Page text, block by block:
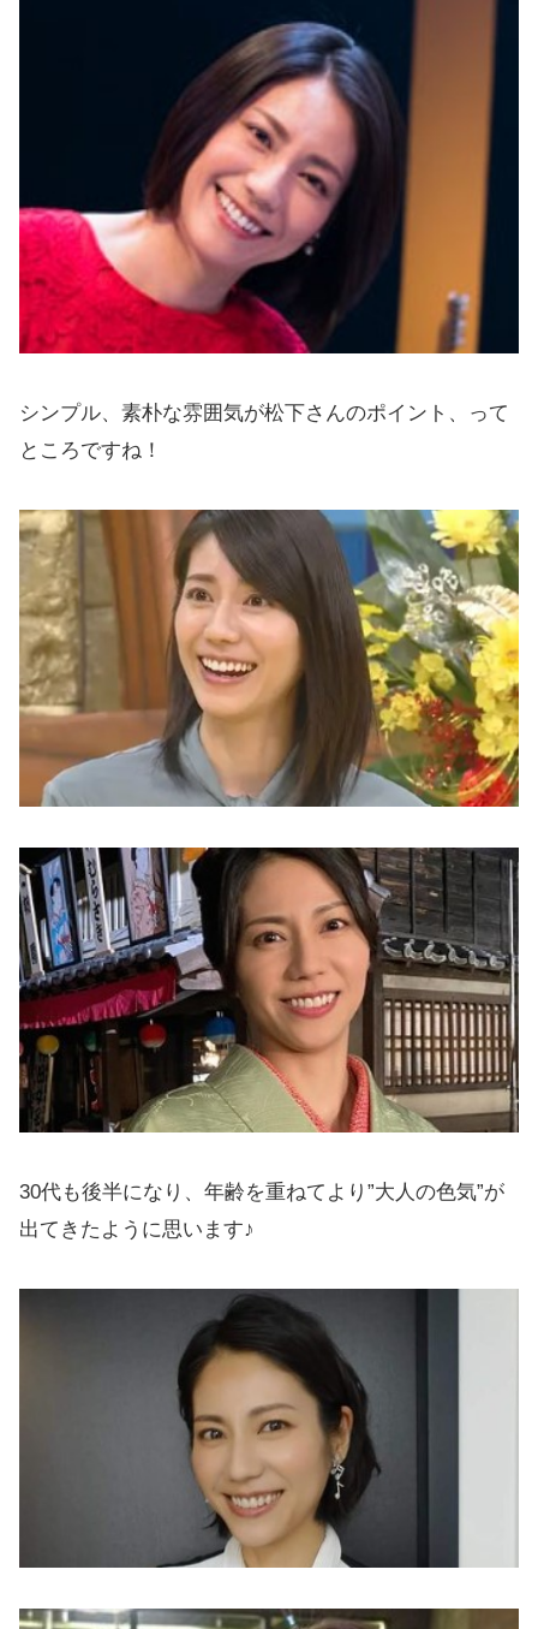
シンプル、素朴な雰囲気が松下さんのポイント、って
ところですね！
30代も後半になり、年齢を重ねてより”大人の色気”が
出てきたように思います♪